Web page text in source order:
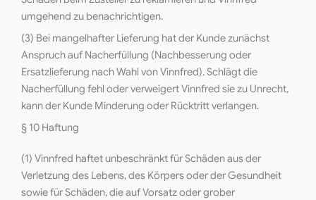
umgehend zu benachrichtigen.
(3) Bei mangelhafter Lieferung hat der Kunde zunächst
Anspruch auf Nacherfüllung (Nachbesserung oder
Ersatzlieferung nach Wahl von Vinnfred). Schlägt die
Nacherfüllung fehl oder verweigert Vinnfred sie zu Unrecht,
kann der Kunde Minderung oder Rücktritt verlangen.
§ 10 Haftung
(1) Vinnfred haftet unbeschränkt für Schäden aus der
Verletzung des Lebens, des Körpers oder der Gesundheit
sowie für Schäden, die auf Vorsatz oder grober